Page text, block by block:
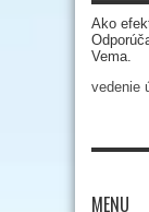
Ako
Vema.
vedenie
MENU